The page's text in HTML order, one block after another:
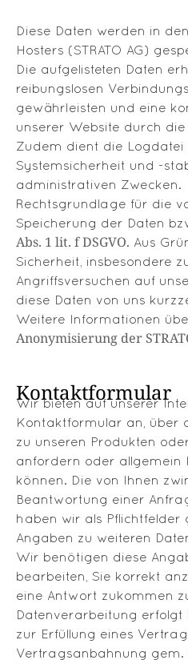
Diese Daten werden in
Hosters (STRATO AG)
Die aufgelisteten Daten
reibungslosen
gewährleisten und eine
unserer Website durch
Zudem dient die
Systemsicherheit und -
administrativen Zwecken.
Rechtsgrundlage für die
Speicherung der Daten
Abs. 1 lit. f DSGVO. Aus
Sicherheit, insbesondere
Angriffsversuchen auf
diese Daten von uns
Weitere Informationen
Anonymisierung der
Kontaktformular
Wir bieten auf unserer
Kontaktformular an, über
zu unseren Produkten
anfordern oder allgemein
können. Die von Ihnen
Beantwortung einer
haben wir als Pflichtfelder
Angaben zu weiteren
Wir benötigen diese
bearbeiten, Sie korrekt
eine Antwort zukommen
Datenverarbeitung erfolgt
zur Erfüllung eines
Vertragsanbahnung gem.